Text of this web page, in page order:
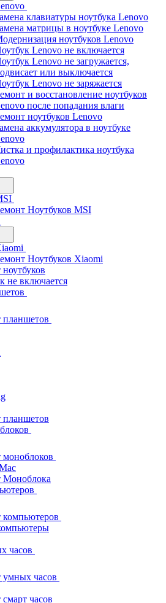
клавиатуры ноутбука Lenovo
матрицы в ноутбуке Lenovo
ноутбуков Lenovo
Lenovo не включается
Lenovo не загружается,
или выключается
Lenovo не заряжается
и восстановление ноутбуков
после попадания влаги
ноутбуков Lenovo
аккумулятора в ноутбуке
и профилактика ноутбука
Ноутбуков MSI
Ноутбуков Xiaomi
не включается
планшетов
планшетов
моноблоков
Моноблока
компьютеров
часов
умных часов
часов